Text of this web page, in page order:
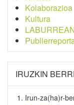
Kolaborazioa
Kultura
IRUZKIN
Irun-za(ha)r-